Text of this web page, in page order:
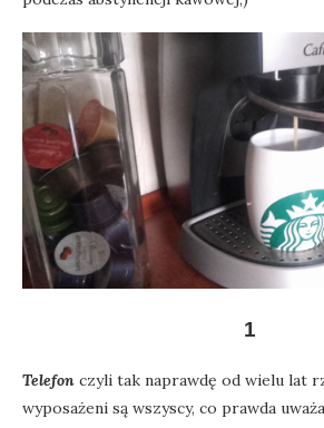
1
Telefon czyli tak naprawdę od wielu lat
wyposażeni są wszyscy, co prawda